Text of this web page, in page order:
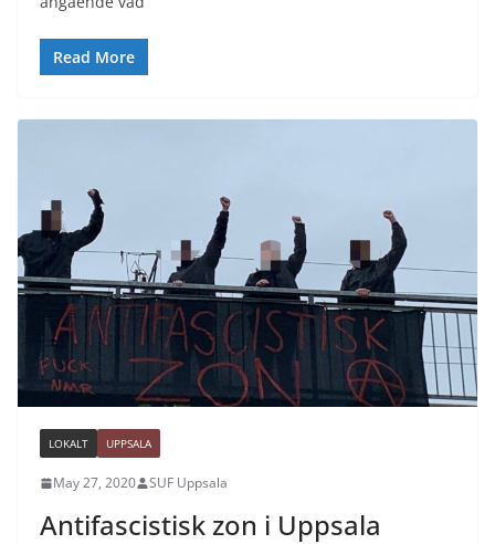
Read More
LOKALT UPPSALA
May 27, 2020 SUF Uppsala
Antifascistisk zon i Uppsala